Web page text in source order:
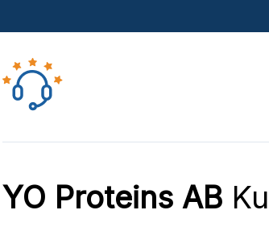
YO Proteins AB